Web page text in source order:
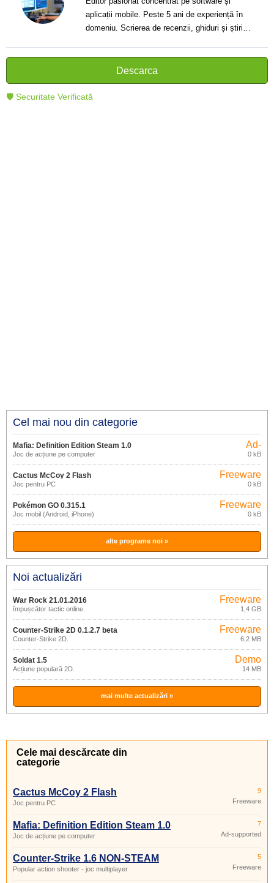
aplicații mobile. Peste 5 ani de experiență în
domeniu. Scrierea de recenzii, ghiduri și știri.
cititorii să înțeleagă și să folosească mai bine
tehnologia modernă.
Descarca
🛡 Securitate Verificată
Cel mai nou din categorie
Mafia: Definition Edition Steam 1.0
Joc de acțiune pe computer
Ad-
supported
0 kB
Cactus McCoy 2 Flash
Joc pentru PC
Freeware
0 kB
Pokémon GO 0.315.1
Joc mobil (Android, iPhone)
Freeware
0 kB
alte programe noi »
Noi actualizări
War Rock 21.01.2016
împușcător tactic online.
Freeware
1,4 GB
Counter-Strike 2D 0.1.2.7 beta
Counter-Strike 2D.
Freeware
6,2 MB
Soldat 1.5
Acțiune populară 2D.
Demo
14 MB
mai multe actualizări »
Cele mai descărcate din
categorie
Cactus McCoy 2 Flash
Joc pentru PC
9
Freeware
Mafia: Definition Edition Steam 1.0
Joc de acțiune pe computer
7
Ad-supported
Counter-Strike 1.6 NON-STEAM
Popular action shooter - joc multiplayer
5
Freeware